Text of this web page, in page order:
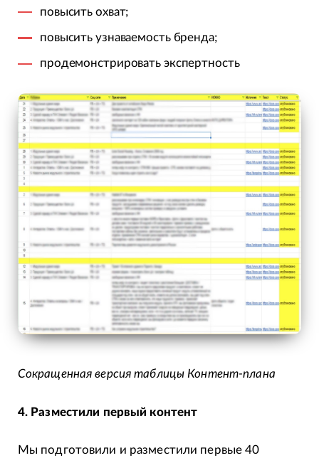
повысить охват;
повысить узнаваемость бренда;
продемонстрировать экспертность
Сокращенная версия таблицы Контент-плана
4. Разместили первый контент
Мы подготовили и разместили первые 40